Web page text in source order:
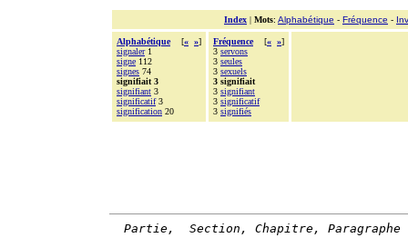
Index | Mots: Alphabétique - Fréquence -
Alphabétique [« »]
signaler1
signe 112
signes 74
signifiait 3
signifiant 3
significatif3
signification 20
Fréquence [« »]
3 servons
3 seules
3 sexuels
3 signifiait
3 signifiant
3 significatif
3 signifiés
Partie,  Section, Chapitre, Paragraphe